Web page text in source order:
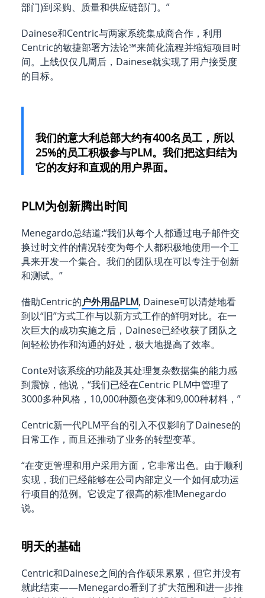
部门)到采购、质量和供应链部门。”
Dainese和Centric与两家系统集成商合作，利用
Centric的敏捷部署方法论℠来简化流程并缩短项目时
间。上线仅仅几周后，Dainese就实现了用户接受度
的目标。
我们的意大利总部大约有400名员工，所以
25%的员工积极参与PLM。我们把这归结为
它的友好和直观的用户界面。
PLM为创新腾出时间
Menegardo总结道:“我们从每个人都通过电子邮件交
换过时文件的情况转变为每个人都积极地使用一个工
具来开发一个集合。我们的团队现在可以专注于创新
和测试。”
借助Centric的户外用品PLM, Dainese可以清楚地看
到以“旧”方式工作与以新方式工作的鲜明对比。在一
次巨大的成功实施之后，Dainese已经收获了团队之
间轻松协作和沟通的好处，极大地提高了效率。
Conte对该系统的功能及其处理复杂数据集的能力感
到震惊，他说，“我们已经在Centric PLM中管理了
3000多种风格，10,000种颜色变体和9,000种材料，”
Centric新一代PLM平台的引入不仅影响了Dainese的
日常工作，而且还推动了业务的转型变革。
“在变更管理和用户采用方面，它非常出色。由于顺利
实现，我们已经能够在公司内部定义一个如何成功运
行项目的范例。它设定了很高的标准!Menegardo
说。
明天的基础
Centric和Dainese之间的合作硕果累累，但它并没有
就此结束——Menegardo看到了扩大范围和进一步推